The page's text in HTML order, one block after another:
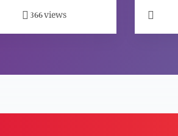
366views